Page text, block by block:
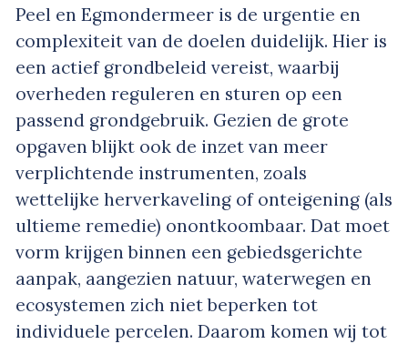
Peel en Egmondermeer is de urgentie en
complexiteit van de doelen duidelijk. Hier is
een actief grondbeleid vereist, waarbij
overheden reguleren en sturen op een
passend grondgebruik. Gezien de grote
opgaven blijkt ook de inzet van meer
verplichtende instrumenten, zoals
wettelijke herverkaveling of onteigening (als
ultieme remedie) onontkoombaar. Dat moet
vorm krijgen binnen een gebiedsgerichte
aanpak, aangezien natuur, waterwegen en
ecosystemen zich niet beperken tot
individuele percelen. Daarom komen wij tot